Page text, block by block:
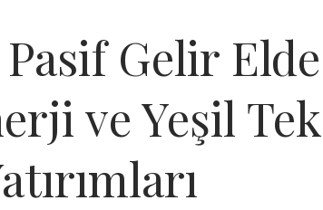
Pasif Gelir
ve Yeşil